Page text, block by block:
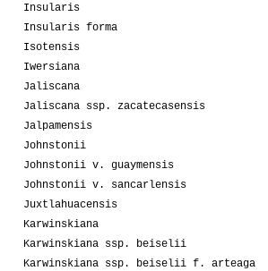
Insularis
Insularis forma
Isotensis
Iwersiana
Jaliscana
Jaliscana ssp. zacatecasensis
Jalpamensis
Johnstonii
Johnstonii v. guaymensis
Johnstonii v. sancarlensis
Juxtlahuacensis
Karwinskiana
Karwinskiana ssp. beiselii
Karwinskiana ssp. beiselii f. arteaga